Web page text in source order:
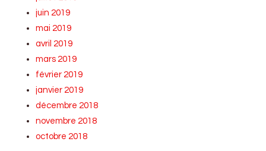
juin 2019
mai 2019
avril 2019
mars 2019
février 2019
janvier 2019
décembre 2018
novembre 2018
octobre 2018